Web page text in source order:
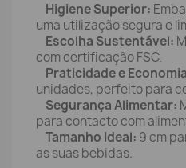
Higiene Superior:
uma utilização segura e
Escolha Sustentável:
com certificação FSC.
Praticidade e
unidades, perfeito para
Segurança Alimentar:
para contacto com
Tamanho Ideal: 9 cm
as suas bebidas.